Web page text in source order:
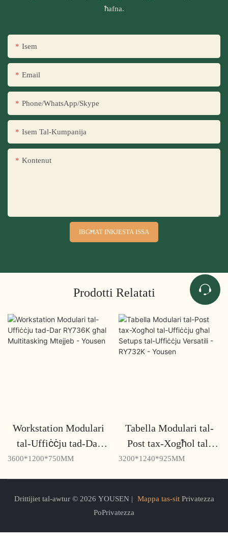
ħafna.
Isem
Email
Phone/WhatsApp/Skype
Isem Tal-Kumpanija
Kontenut
IBGĦAT INKJESTA ISSA
Prodotti Relatati
Workstation Modulari
tal-Uffiċċju tad-Dar
RY736K għal
3600*1200*750MM
Tabella Modulari tal-
Post tax-Xogħol tal-
Uffiċċju għal Setups
3200*1240*925MM
Drittijiet tal-awtur © 2026 YOUSEN | Mappa tas-sitPrivatezza
PoPrivatezza